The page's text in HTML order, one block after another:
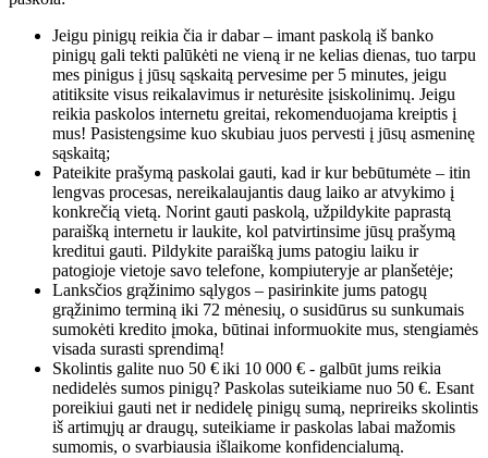
Jeigu pinigų reikia čia ir dabar – imant paskolą iš banko
pinigų gali tekti palūkėti ne vieną ir ne kelias dienas, tuo tarpu
mes pinigus į jūsų sąskaitą pervesime per 5 minutes, jeigu
atitiksite visus reikalavimus ir neturėsite įsiskolinimų. Jeigu
reikia paskolos internetu greitai, rekomenduojama kreiptis į
mus! Pasistengsime kuo skubiau juos pervesti į jūsų asmeninę
sąskaitą;
Pateikite prašymą paskolai gauti, kad ir kur bebūtumėte – itin
lengvas procesas, nereikalaujantis daug laiko ar atvykimo į
konkrečią vietą. Norint gauti paskolą, užpildykite paprastą
paraišką internetu ir laukite, kol patvirtinsime jūsų prašymą
kreditui gauti. Pildykite paraišką jums patogiu laiku ir
patogioje vietoje savo telefone, kompiuteryje ar planšetėje;
Lanksčios grąžinimo sąlygos – pasirinkite jums patogų
grąžinimo terminą iki 72 mėnesių, o susidūrus su sunkumais
sumokėti kredito įmoka, būtinai informuokite mus, stengiamės
visada surasti sprendimą!
Skolintis galite nuo 50 € iki 10 000 € - galbūt jums reikia
nedidelės sumos pinigų? Paskolas suteikiame nuo 50 €. Esant
poreikiui gauti net ir nedidelę pinigų sumą, neprireiks skolintis
iš artimųjų ar draugų, suteikiame ir paskolas labai mažomis
sumomis, o svarbiausia išlaikome konfidencialumą.